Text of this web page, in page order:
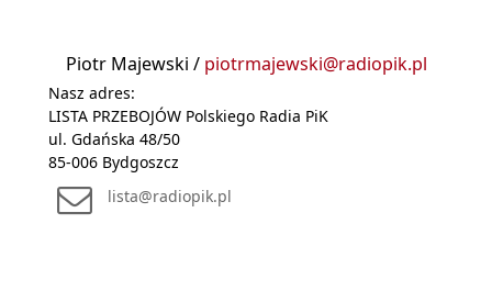
Piotr Majewski / piotrmajewski@radiopik.pl
Nasz adres:
LISTA PRZEBOJÓW Polskiego Radia PiK
ul. Gdańska 48/50
85-006 Bydgoszcz
lista@radiopik.pl